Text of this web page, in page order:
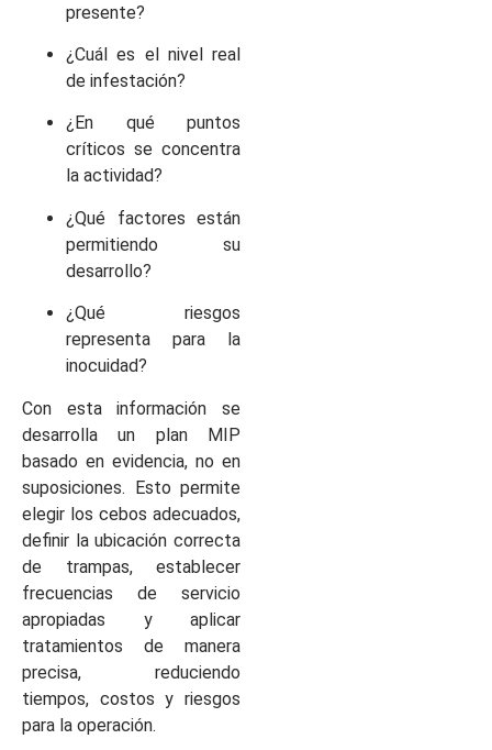
presente?
¿Cuál es el nivel real
de infestación?
¿En qué puntos
críticos se concentra
la actividad?
¿Qué factores están
permitiendo su
desarrollo?
¿Qué riesgos
representa para la
inocuidad?
Con esta información se
desarrolla un plan MIP
basado en evidencia, no en
suposiciones. Esto permite
elegir los cebos adecuados,
definir la ubicación correcta
de trampas, establecer
frecuencias de servicio
apropiadas y aplicar
tratamientos de manera
precisa, reduciendo
tiempos, costos y riesgos
para la operación.